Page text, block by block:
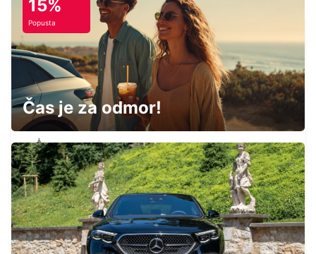
SKOVDE
SKOVDE - SWEDEN
MARIESTAD
MARIESTAD - SWEDEN
15%
Popusta
Čas je za odmor!